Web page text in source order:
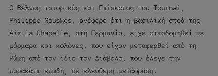
Ο Βέλγος ιστορικός και Επίσκοπος του Tournai,
Philippe Mouskes, ανέφερε ότι η βασιλική στοά της
Aix la Chapelle, στη Γερμανία, είχε οικοδομηθεί με
μάρμαρα και κολόνες, που είχαν μεταφερθεί από τη
Ρώμη από τον ίδιο τον Διάβολο, που έλεγε την
παρακάτω επωδή, σε ελεύθερη μετάφραση: